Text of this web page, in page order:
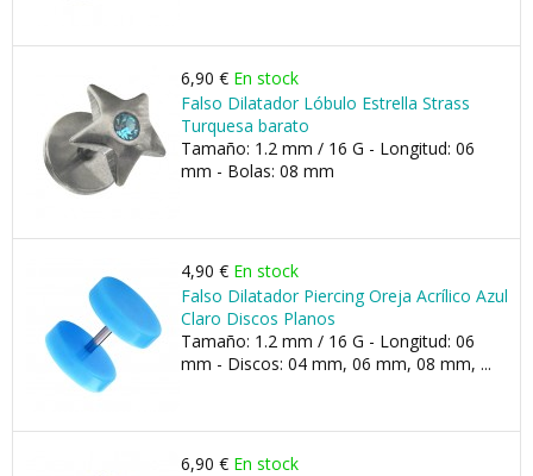
6,90 € En stock
Falso Dilatador Lóbulo Estrella Strass
Turquesa barato
Tamaño: 1.2 mm / 16 G - Longitud: 06
mm - Bolas: 08 mm
4,90 € En stock
Falso Dilatador Piercing Oreja Acrílico Azul
Claro Discos Planos
Tamaño: 1.2 mm / 16 G - Longitud: 06
mm - Discos: 04 mm, 06 mm, 08 mm, ...
6,90 € En stock